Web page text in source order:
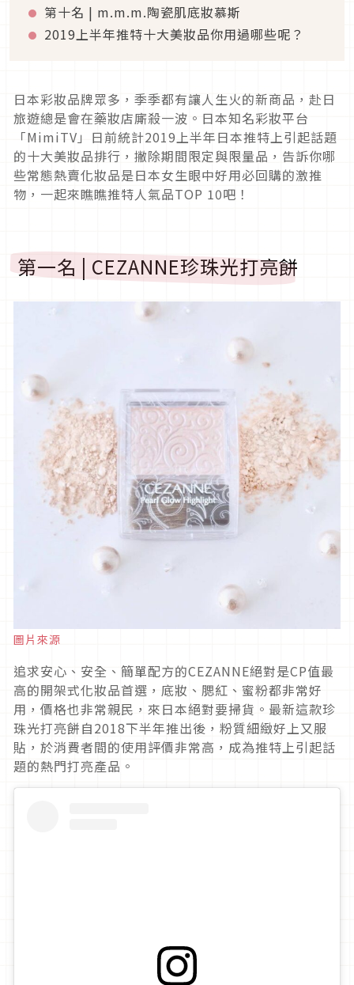
第十名 | m.m.m.陶瓷肌底妝慕斯
2019上半年推特十大美妝品你用過哪些呢？
日本彩妝品牌眾多，季季都有讓人生火的新商品，赴日
旅遊總是會在藥妝店廝殺一波。日本知名彩妝平台
「MimiTV」日前統計2019上半年日本推特上引起話題
的十大美妝品排行，撇除期間限定與限量品，告訴你哪
些常態熱賣化妝品是日本女生眼中好用必回購的激推
物，一起來瞧瞧推特人氣品TOP 10吧！
第一名 | CEZANNE珍珠光打亮餅
圖片來源
追求安心、安全、簡單配方的CEZANNE絕對是CP值最
高的開架式化妝品首選，底妝、腮紅、蜜粉都非常好
用，價格也非常親民，來日本絕對要掃貨。最新這款珍
珠光打亮餅自2018下半年推出後，粉質細緻好上又服
貼，於消費者間的使用評價非常高，成為推特上引起話
題的熱門打亮產品。